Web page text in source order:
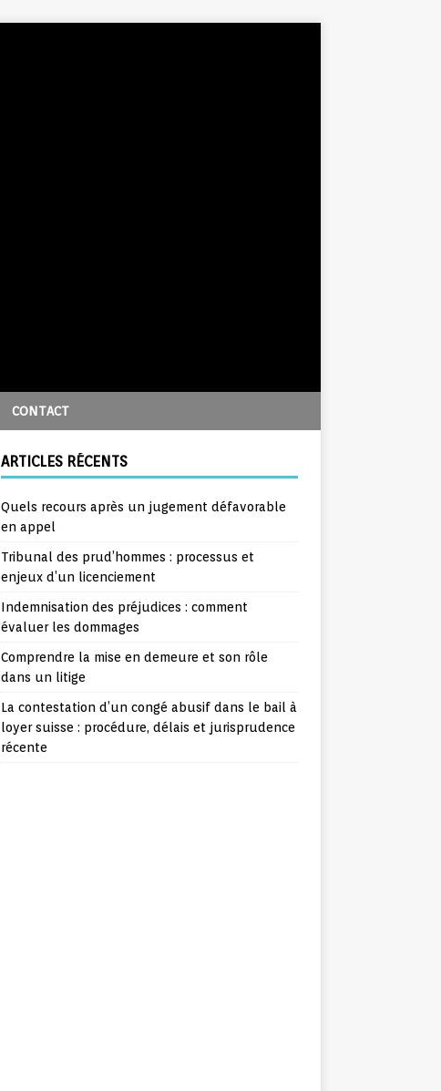
CONTACT
ARTICLES RÉCENTS
Quels recours après un jugement défavorable
en appel
Tribunal des prud’hommes : processus et
enjeux d’un licenciement
Indemnisation des préjudices : comment
évaluer les dommages
Comprendre la mise en demeure et son rôle
dans un litige
La contestation d’un congé abusif dans le bail à
loyer suisse : procédure, délais et jurisprudence
récente